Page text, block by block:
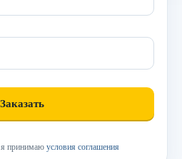
принимаю условия соглашения